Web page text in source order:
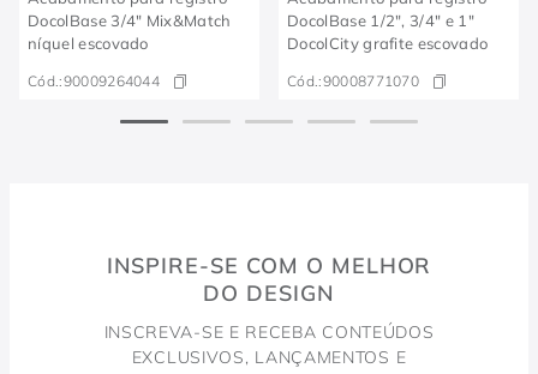
DocolBase 3/4" Mix&Match
níquel escovado
Cód.:90009264044
DocolBase 1/2", 3/4" e 1"
DocolCity grafite escovado
Cód.:90008771070
INSPIRE-SE COM O MELHOR
DO DESIGN
INSCREVA-SE E RECEBA CONTEÚDOS
EXCLUSIVOS, LANÇAMENTOS E